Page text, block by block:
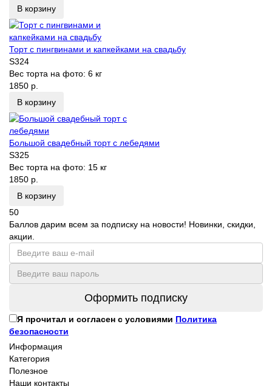
В корзину
Торт с пингвинами и капкейками на свадьбу
S324
Вес торта на фото: 6 кг
1850 р.
В корзину
Большой свадебный торт с лебедями
S325
Вес торта на фото: 15 кг
1850 р.
В корзину
50
Баллов дарим всем за подписку на новости! Новинки, скидки,
акции.
Оформить подписку
Я прочитал и согласен с условиями Политика
безопасности
Информация
Категория
Полезное
Наши контакты